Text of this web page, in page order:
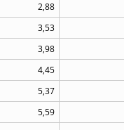
2,88
3,53
3,98
4,45
5,37
5,59